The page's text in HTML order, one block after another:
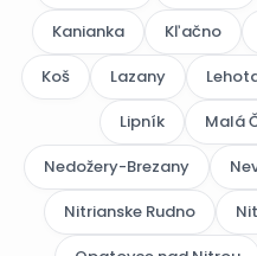
Kanianka
Kľačno
Koš Lazany
Lipník
Malá
Nedožery-Brezany
Nitrianske Rudno